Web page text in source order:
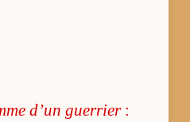
d’un guer­rier: